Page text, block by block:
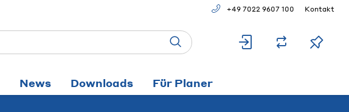
+49 7022 9607 100 Kontakt
News Downloads Für Planer